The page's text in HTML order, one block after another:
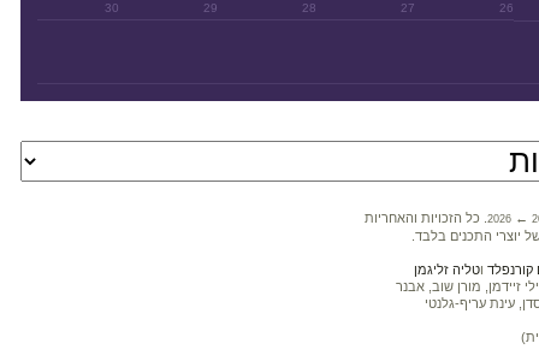
26
27
28
29
30
2026 ←
. כל הזכויות והאחריות
יוצרי התכנים בלבד.
וטליה זליגמן
זיידמן, מורן שוב, אבנר
עינת עריף-גלנטי